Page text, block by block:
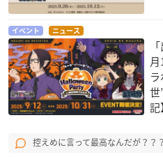
イベント ニュース
世
記】
控えめに言って最高なんだが？？？